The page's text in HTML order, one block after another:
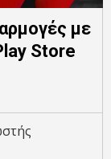
με
Store